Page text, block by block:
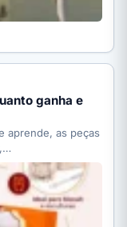
ganha e
aprende, as peças